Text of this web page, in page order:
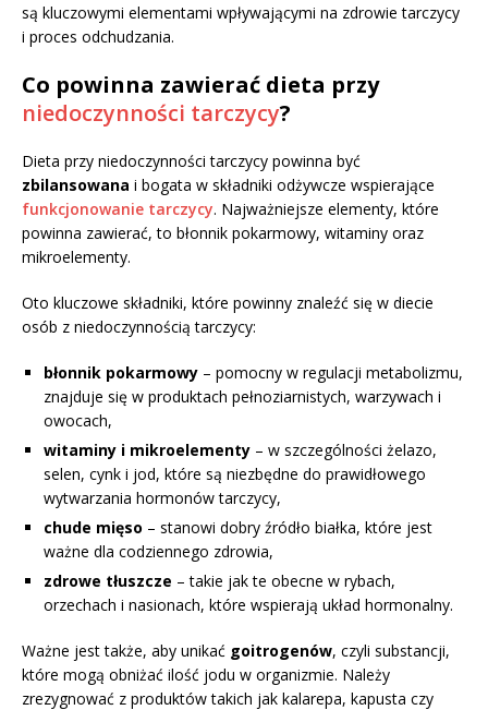
są kluczowymi elementami wpływającymi na zdrowie tarczycy
i proces odchudzania.
Co powinna zawierać dieta przy
niedoczynności tarczycy?
Dieta przy niedoczynności tarczycy powinna być
zbilansowana i bogata w składniki odżywcze wspierające
funkcjonowanie tarczycy. Najważniejsze elementy, które
powinna zawierać, to błonnik pokarmowy, witaminy oraz
mikroelementy.
Oto kluczowe składniki, które powinny znaleźć się w diecie
osób z niedoczynnością tarczycy:
błonnik pokarmowy – pomocny w regulacji metabolizmu,
znajduje się w produktach pełnoziarnistych, warzywach i
owocach,
witaminy i mikroelementy – w szczególności żelazo,
selen, cynk i jod, które są niezbędne do prawidłowego
wytwarzania hormonów tarczycy,
chude mięso – stanowi dobry źródło białka, które jest
ważne dla codziennego zdrowia,
zdrowe tłuszcze – takie jak te obecne w rybach,
orzechach i nasionach, które wspierają układ hormonalny.
Ważne jest także, aby unikać goitrogenów, czyli substancji,
które mogą obniżać ilość jodu w organizmie. Należy
zrezygnować z produktów takich jak kalarepa, kapusta czy